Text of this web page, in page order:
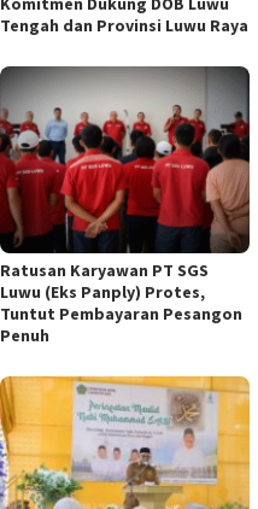
Tengah dan Provinsi Luwu Raya
Ratusan Karyawan PT SGS
Luwu (Eks Panply) Protes,
Tuntut Pembayaran Pesangon
Penuh